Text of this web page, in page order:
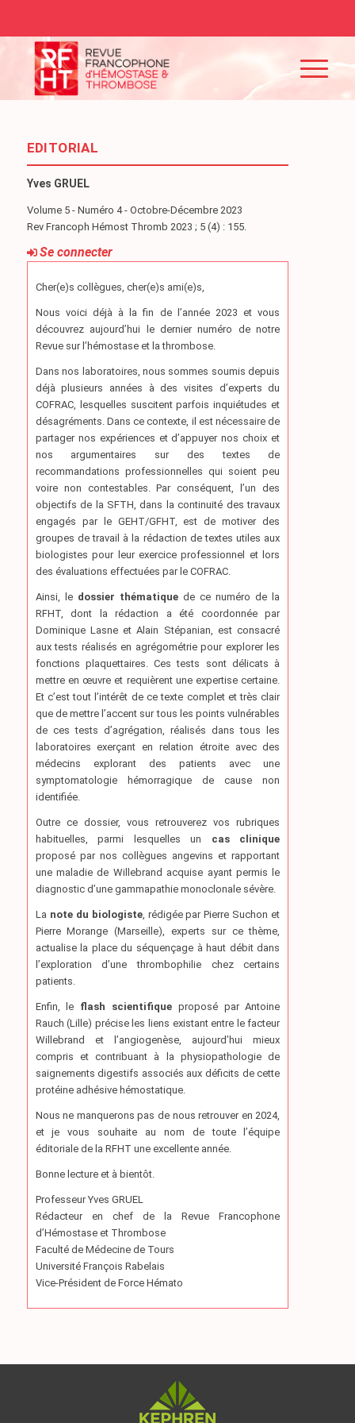
EDITORIAL
Yves GRUEL
Volume 5 - Numéro 4 - Octobre-Décembre 2023
Rev Francoph Hémost Thromb 2023 ; 5 (4) : 155.
Se connecter
Cher(e)s collègues, cher(e)s ami(e)s,
Nous voici déjà à la fin de l’année 2023 et vous
découvrez aujourd’hui le dernier numéro de notre
Revue sur l’hémostase et la thrombose.
Dans nos laboratoires, nous sommes soumis depuis
déjà plusieurs années à des visites d’experts du
COFRAC, lesquelles suscitent parfois inquiétudes et
désagréments. Dans ce contexte, il est nécessaire de
partager nos expériences et d’appuyer nos choix et
nos argumentaires sur des textes de
recommandations professionnelles qui soient peu
voire non contestables. Par conséquent, l’un des
objectifs de la SFTH, dans la continuité des travaux
engagés par le GEHT/GFHT, est de motiver des
groupes de travail à la rédaction de textes utiles aux
biologistes pour leur exercice professionnel et lors
des évaluations effectuées par le COFRAC.
Ainsi, le dossier thématiquede ce numéro de la
RFHT, dont la rédaction a été coordonnée par
Dominique Lasne et Alain Stépanian, est consacré
aux tests réalisés en agrégométrie pour explorer les
fonctions plaquettaires. Ces tests sont délicats à
mettre en œuvre et requièrent une expertise certaine.
Et c’est tout l’intérêt de ce texte complet et très clair
que de mettre l’accent sur tous les points vulnérables
de ces tests d’agrégation, réalisés dans tous les
laboratoires exerçant en relation étroite avec des
médecins explorant des patients avec une
symptomatologie hémorragique de cause non
identifiée.
Outre ce dossier, vous retrouverez vos rubriques
habituelles, parmi lesquelles un cas clinique
proposé par nos collègues angevins et rapportant
une maladie de Willebrand acquise ayant permis le
diagnostic d’une gammapathie monoclonale sévère.
La note du biologiste, rédigée par Pierre Suchon et
Pierre Morange (Marseille), experts sur ce thème,
actualise la place du séquençage à haut débit dans
l’exploration d’une thrombophilie chez certains
patients.
Enfin, le flash scientifique proposé par Antoine
Rauch (Lille) précise les liens existant entre le facteur
Willebrand et l’angiogenèse, aujourd’hui mieux
compris et contribuant à la physiopathologie de
saignements digestifs associés aux déficits de cette
protéine adhésive hémostatique.
Nous ne manquerons pas de nous retrouver en 2024,
et je vous souhaite au nom de toute l’équipe
éditoriale de la RFHT une excellente année.
Bonne lecture et à bientôt.
Professeur Yves GRUEL
Rédacteur en chef de la Revue Francophone
d’Hémostase et Thrombose
Faculté de Médecine de Tours
Université François Rabelais
Vice-Président de Force Hémato